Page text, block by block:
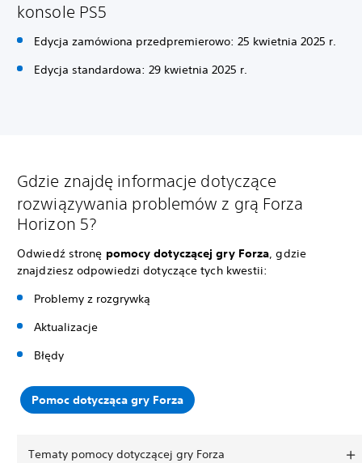
konsole PS5
Edycja zamówiona przedpremierowo: 25 kwietnia 2025 r.
Edycja standardowa: 29 kwietnia 2025 r.
Gdzie znajdę informacje dotyczące
rozwiązywania problemów z grą Forza
Horizon 5?
Odwiedź stronę pomocy dotyczącej gry Forza, gdzie
znajdziesz odpowiedzi dotyczące tych kwestii:
Problemy z rozgrywką
Aktualizacje
Błędy
Pomoc dotycząca gry Forza
Tematy pomocy dotyczącej gry Forza